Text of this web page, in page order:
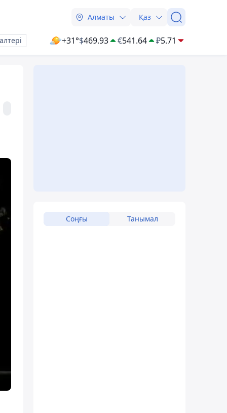
Алматы Қаз
+31°$469.93 €541.64 ₽5.71
Соңғы Танымал